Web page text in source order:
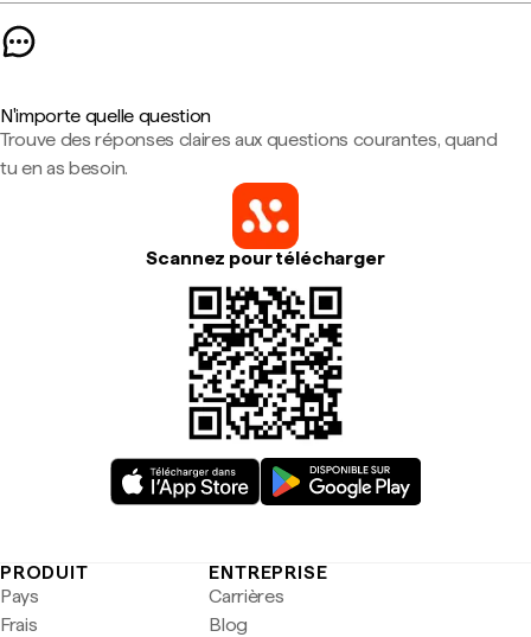
N'importe quelle question
Trouve des réponses claires aux questions courantes, quand
tu en as besoin.
Scannez pour télécharger
PRODUIT
Pays
Frais
ENTREPRISE
Carrières
Blog